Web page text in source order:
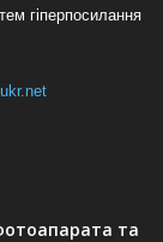
гіперпосилання
та